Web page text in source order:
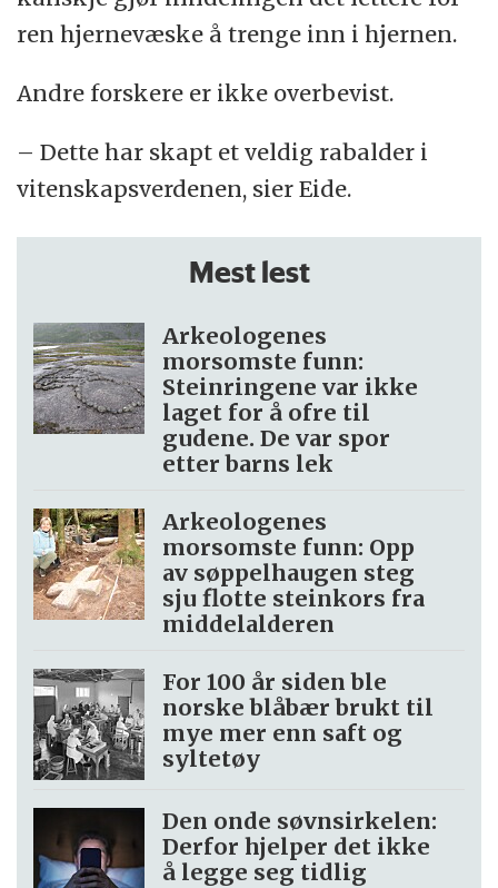
ren hjernevæske å trenge inn i hjernen.
Andre forskere er ikke overbevist.
– Dette har skapt et veldig rabalder i
vitenskapsverdenen, sier Eide.
Mest lest
Arkeologenes
morsomste funn:
Steinringene var ikke
laget for å ofre til
gudene. De var spor
etter barns lek
Arkeologenes
morsomste funn: Opp
av søppel­haugen steg
sju flotte steinkors fra
middelalderen
For 100 år siden ble
norske blåbær brukt til
mye mer enn saft og
syltetøy
Den onde søvnsirkelen:
Derfor hjelper det ikke
å legge seg tidlig